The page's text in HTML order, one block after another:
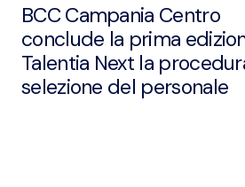
BCC Campania Centro
conclude la prima
Talentia Next la
selezione del personale